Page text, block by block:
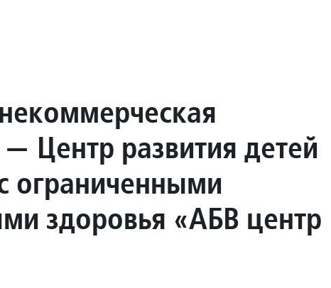
Центр развития детей
ограниченными
здоровья «АБВ центр